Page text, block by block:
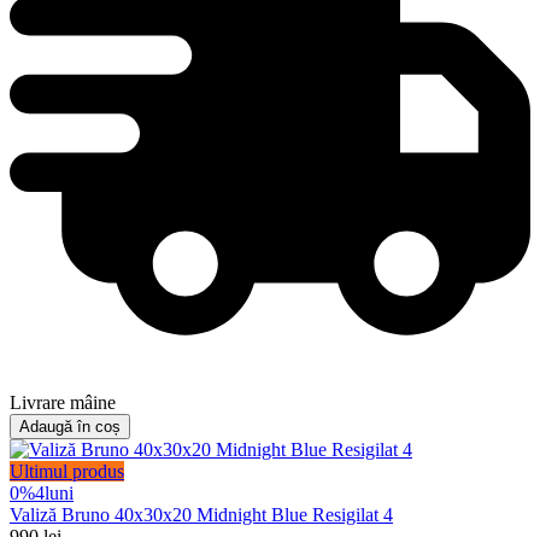
Livrare mâine
Adaugă în coș
Ultimul produs
0%4luni
Valiză Bruno 40x30x20 Midnight Blue Resigilat 4